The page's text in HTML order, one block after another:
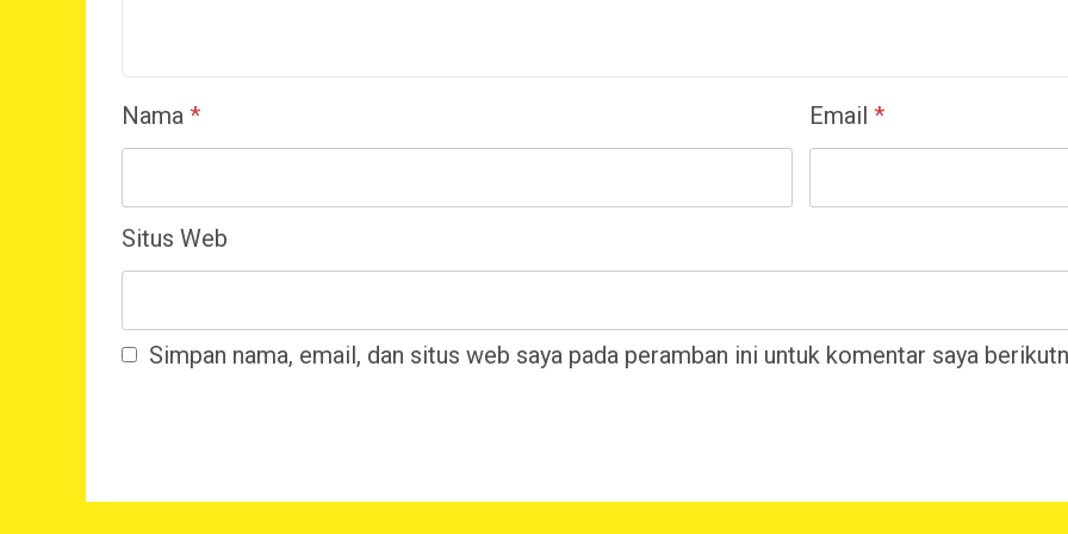
Nama * Email *
Situs Web
Simpan nama, email, dan situs web saya pada peramban ini untuk komentar saya